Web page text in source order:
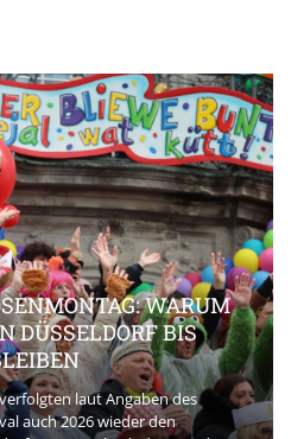
WARUM
DÜSSELDORF BIS
laut Angaben des
auch 2026 wieder den